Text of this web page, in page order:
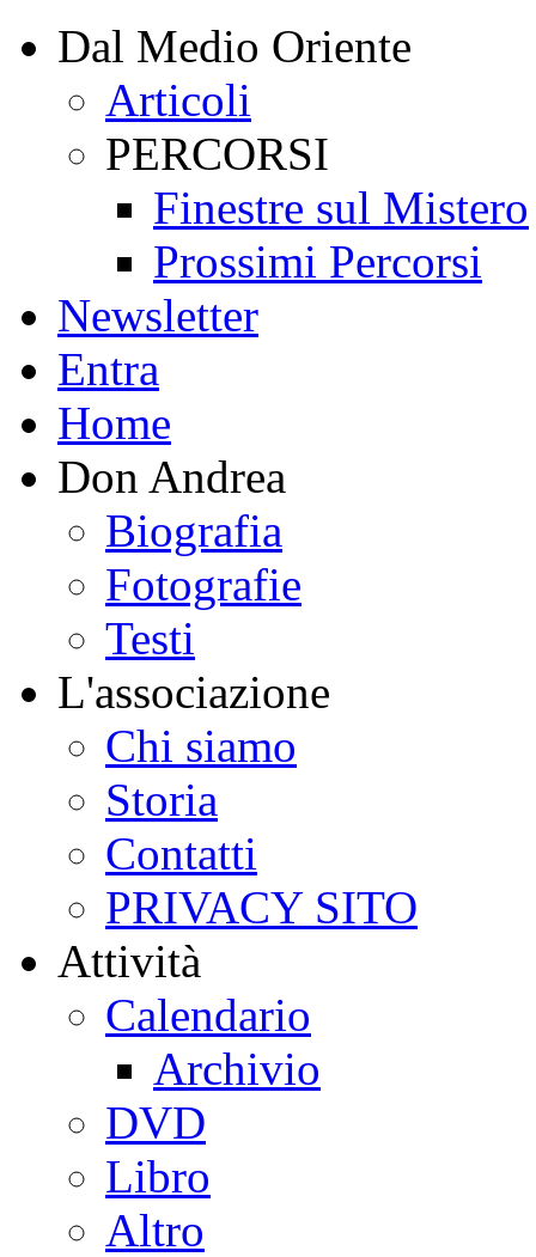
Dal Medio Oriente
Articoli
PERCORSI
Finestre sul Mistero
Prossimi Percorsi
Newsletter
Entra
Home
Don Andrea
Biografia
Fotografie
Testi
L'associazione
Chi siamo
Storia
Contatti
PRIVACY SITO
Attività
Calendario
Archivio
DVD
Libro
Altro